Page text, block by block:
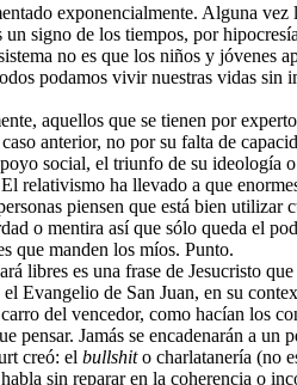
exponencialmente. Alguna
un signo de los tiempos, por
no es que los niños y jóvenes
podamos vivir nuestras vidas
aquellos que se tienen por
anterior, no por su falta de
social, el triunfo de su ideología
relativismo ha llevado a que
piensen que está bien
o mentira así que sólo queda el
que manden los míos. Punto.
libres es una frase de Jesucristo
Evangelio de San Juan, en su
del vencedor, como hacían los
pensar. Jamás se encadenarán a
creó: el bullshito charlatanería (no
sin reparar en la coherencia o